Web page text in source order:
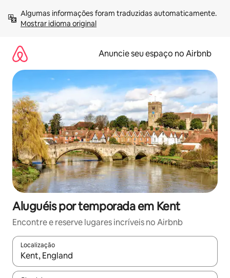
para
Mostrar idioma original
Anuncie seu espaço no Airbnb
Aluguéis por temporada em Kent
Encontre e reserve lugares incríveis no Airbnb
Localização
Quando os resultados estiverem disponíveis, explore-os